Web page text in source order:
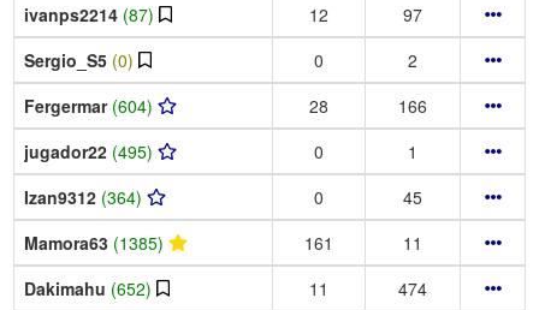
ivanps2214 (87) 12
97
Sergio_S5 (0) 0
2
Fergermar (604) 28
166
jugador22 (495) 0
1
Izan9312 (364) 0
45
Mamora63 (1385) 161
11
Dakimahu (652) 11
474